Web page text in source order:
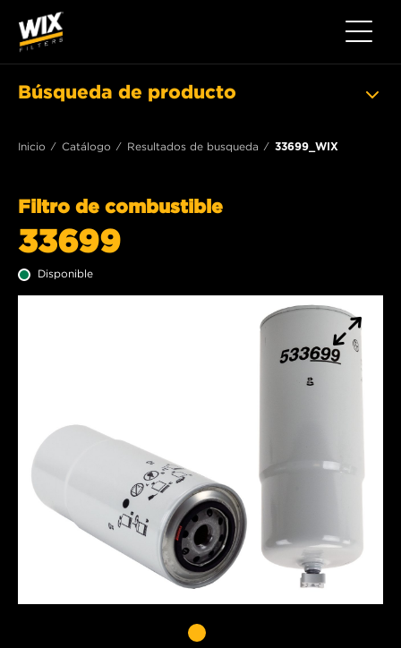
Toggle
Búsqueda de producto
Inicio Catálogo Resultados de busqueda 33699_WIX
Filtro de combustible
33699
Disponible